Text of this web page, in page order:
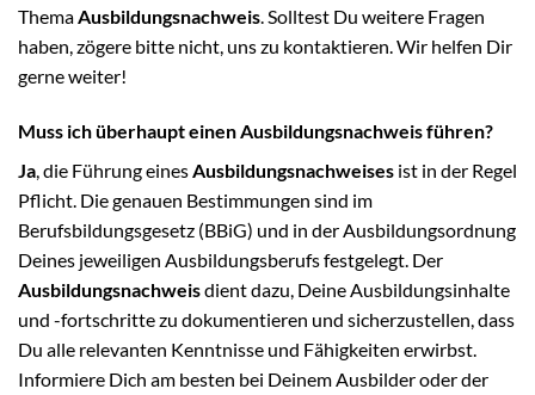
ThemaAusbildungsnachweis. Solltest Du weitere Fragen
haben, zögere bitte nicht, uns zu kontaktieren. Wir helfen Dir
gerne weiter!
Muss ich überhaupt einen Ausbildungsnachweis führen?
Ja , die Führung eines Ausbildungsnachweises ist in der Regel
Pflicht. Die genauen Bestimmungen sind im
Berufsbildungsgesetz (BBiG) und in der Ausbildungsordnung
Deines jeweiligen Ausbildungsberufs festgelegt. Der
Ausbildungsnachweisdient dazu, Deine Ausbildungsinhalte
und -fortschritte zu dokumentieren und sicherzustellen, dass
Du alle relevanten Kenntnisse und Fähigkeiten erwirbst.
Informiere Dich am besten bei Deinem Ausbilder oder der